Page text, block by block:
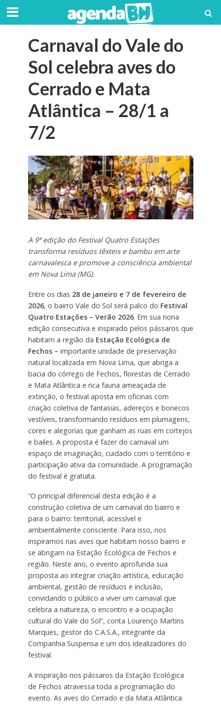
Carnaval do Vale do
Sol celebra aves do
Cerrado e Mata
Atlântica – 28/1 a
7/2
A 9ª edição do Festival Quatro Estações
transforma resíduos têxteis e bambu em arte
carnavalesca e promove a consciência ambiental
em Nova Lima (MG).
Entre os dias 28 de janeiro e 7 de fevereiro de
2026, o bairro Vale do Sol será palco do Festival
Quatro Estações – Verão 2026. Em sua nona
edição consecutiva e inspirado pelos pássaros que
habitam a região da Estação Ecológica de
Fechos – importante unidade de preservação
natural localizada em Nova Lima, que abriga a
bacia do córrego de Fechos, florestas de Cerrado
e Mata Atlântica e rica fauna ameaçada de
extinção, o festival aposta em oficinas com
criação coletiva de fantasias, adereços e bonecos
vestíveis, transformando resíduos em plumagens,
cores e alegorias que ganham as ruas em cortejos
e bailes. A proposta é fazer do carnaval um
espaço de imaginação, cuidado com o território e
participação ativa da comunidade. A programação
do festival é gratuita.
“O principal diferencial desta edição é a
construção coletiva de um carnaval do bairro e
para o bairro: territorial, acessível e
ambientalmente consciente. Para isso, nos
inspiramos nas aves que habitam nosso bairro e
se abrigam na Estação Ecológica de Fechos e
região. Neste ano, o evento aprofunda sua
proposta ao integrar criação artística, educação
ambiental, gestão de resíduos e inclusão,
convidando o público a viver um carnaval que
celebra a natureza, o encontro e a ocupação
cultural do Vale do Sol”, conta Lourenço Martins
Marques, gestor do C.A.S.A., integrante da
Companhia Suspensa e um dos idealizadores do
festival.
A inspiração nos pássaros da Estação Ecológica
de Fechos atravessa toda a programação do
evento. As aves do Cerrado e da Mata Atlântica